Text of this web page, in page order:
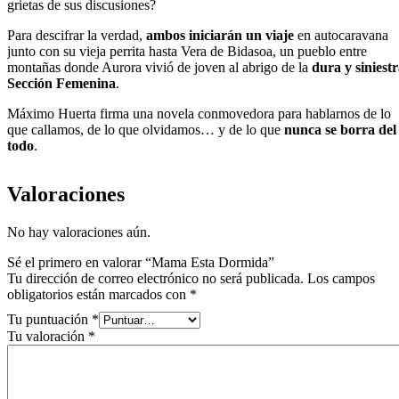
grietas de sus discusiones?
Para descifrar la verdad, ambos iniciarán un viaje en autocaravana
junto con su vieja perrita hasta Vera de Bidasoa, un pueblo entre
montañas donde Aurora vivió de joven al abrigo de la dura y
Sección Femenina.
Máximo Huerta firma una novela conmovedora para hablarnos de lo
que callamos, de lo que olvidamos… y de lo que nunca se borra del
todo.
Valoraciones
No hay valoraciones aún.
Sé el primero en valorar “Mama Esta Dormida”
Tu dirección de correo electrónico no será publicada. Los campos
obligatorios están marcados con *
Tu puntuación *
Tu valoración *